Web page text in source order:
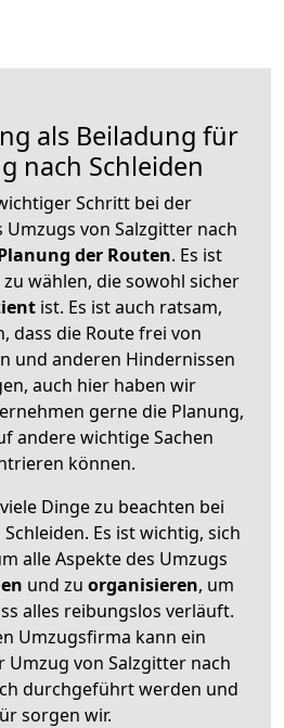
als Beiladung für
nach Schleiden
Schritt bei der
von Salzgitter nach
der Routen. Es ist
wählen, die sowohl sicher
ist. Es ist auch ratsam,
dass die Route frei von
und anderen Hindernissen
auch hier haben wir
gerne die Planung,
andere wichtige Sachen
können.
Dinge zu beachten bei
Es ist wichtig, sich
alle Aspekte des Umzugs
und zu organisieren, um
alles reibungslos verläuft.
Umzugsfirma kann ein
von Salzgitter nach
durchgeführt werden und
sorgen wir.